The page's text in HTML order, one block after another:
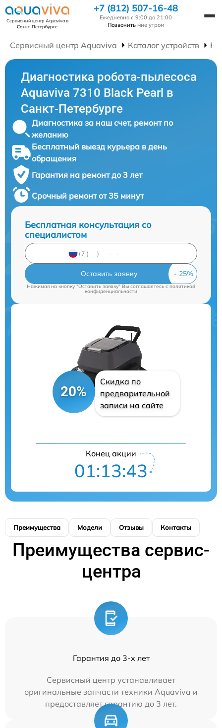
Сервисный центр Aquavivaв
Санкт-Петербурге
+7 (812) 507-16-48
Ежедневно с 9:00 до 21:00
Позвонить мне утром
Сервисный центр Aquaviva Каталог устройств
Диагностика робота-пылесоса
Aquaviva 7310 Black Pearl в
Санкт-Петербурге
Диагностика за наш счет, ремонт по
желанию
Бесплатный выезд курьера в день
обращения
Гарантия на ремонт до 3 лет
Срочный ремонт от 35 минут
Бесплатная консультация со
специалистом
Оставить заявку
Нажимая на кнопку "Оставить заявку" Вы соглашаетесь c политикой
конфиденциальности
20%
Скидка по
предварительной
записи на сайте
Конец акции
01:13:43
Преимущества Модели Отзывы Контакты
Преимущества сервис-
центра
Гарантия до 3-х лет
Сервисный центр устанавливает
оригинальные запчасти техники Aquaviva и
предоставляет гарантию до 3 лет.